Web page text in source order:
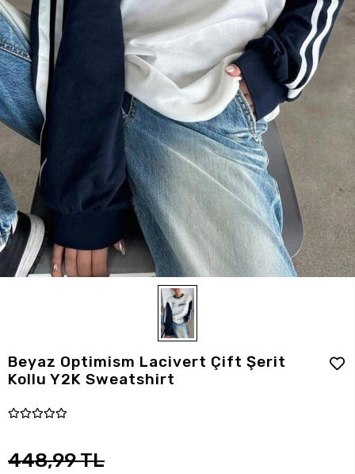
Beyaz Optimism Lacivert Çift Şerit
Kollu Y2K Sweatshirt
448,99 TL